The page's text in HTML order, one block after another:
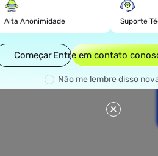
por todos
como Nova
proxies
em bm,
locais
Alta Anonimidade Suporte
ComeçarEntre em contato
Não me lembre disso